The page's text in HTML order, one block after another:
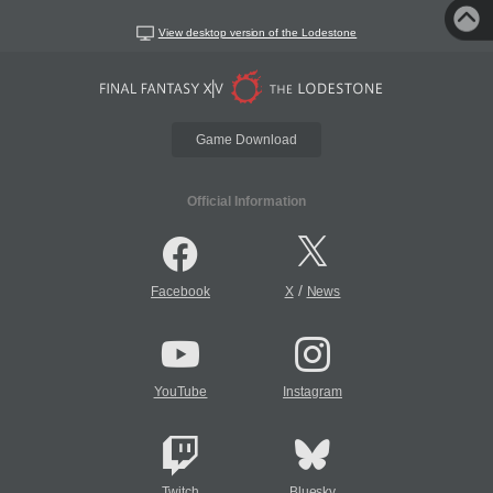
View desktop version of the Lodestone
Game Download
Official Information
Facebook X/ News
YouTube Instagram